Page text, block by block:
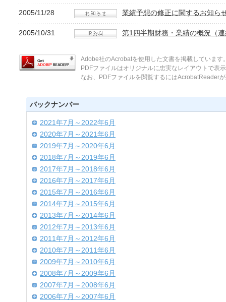
2005/11/28 業績予想の修正に関するお知ら
2005/10/31 第1四半期財務・業績の概況（
Adobe社のAcrobatを使用した文書を掲載しています
PDFファイルはオリジナルに忠実なレイアウトで表
なお、PDFファイルを閲覧するにはAcrobatReader
バックナンバー
2021年7月～2022年6月
2020年7月～2021年6月
2019年7月～2020年6月
2018年7月～2019年6月
2017年7月～2018年6月
2016年7月～2017年6月
2015年7月～2016年6月
2014年7月～2015年6月
2013年7月～2014年6月
2012年7月～2013年6月
2011年7月～2012年6月
2010年7月～2011年6月
2009年7月～2010年6月
2008年7月～2009年6月
2007年7月～2008年6月
2006年7月～2007年6月